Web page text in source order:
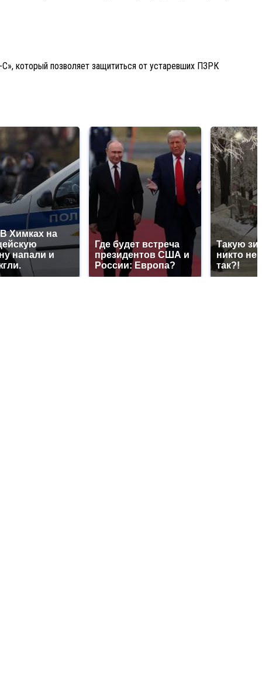
который позволяет защититься от устаревших ПЗРК
Химках на
напали и
Где будет встреча
президентов США и
России: Европа?
Такую
никто не
так?!